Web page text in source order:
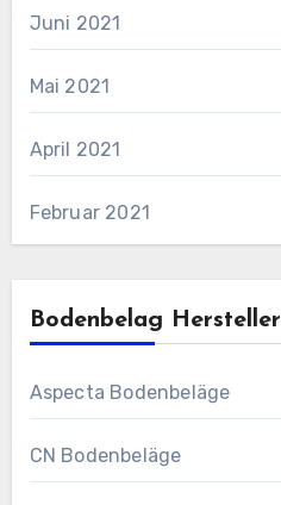
Juni 2021
Mai 2021
April 2021
Februar 2021
Bodenbelag Hersteller
Aspecta Bodenbeläge
CN Bodenbeläge